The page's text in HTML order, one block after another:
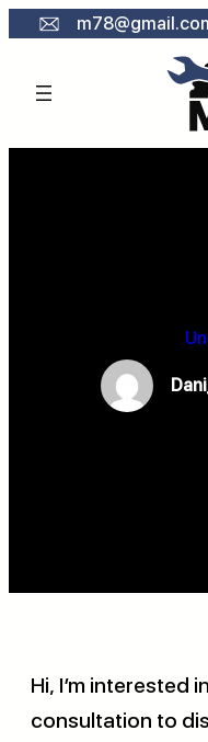
Към
Hi, I’m interested
consultation to